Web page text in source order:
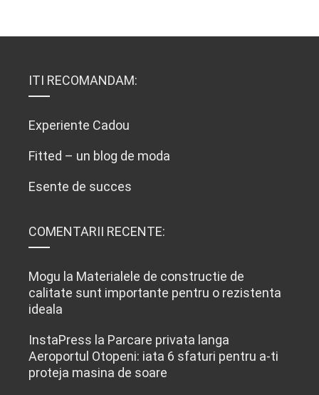
ITI RECOMANDAM:
Experiente Cadou
Fitted – un blog de moda
Esente de succes
COMENTARII RECENTE:
Mogu la Materialele de constructie de
calitate sunt importante pentru o rezistenta
ideala
InstaPress la Parcare privata langa
Aeroportul Otopeni: iata 6 sfaturi pentru a-ti
proteja masina de soare